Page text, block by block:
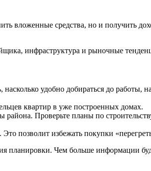
вложенные средства, но и получить
инфраструктура и рыночные
удобно добираться до работы,
квартир в уже построенных домах.
Проверьте планы по
позволит избежать покупки
планировки. Чем больше информации